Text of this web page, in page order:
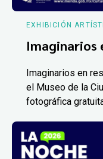
EXHIBICIÓN
Imaginarios
Imaginarios en
el Museo de la
fotográfica